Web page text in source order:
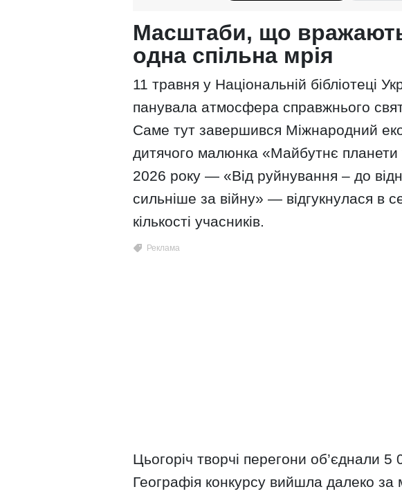
Масштаби, що
одна спільна мрія
11 травня у Національній бібліотеці
панувала атмосфера справжнього
Саме тут завершився Міжнародний
дитячого малюнка «Майбутнє
2026 року — «Від руйнування – до
сильніше за війну» — відгукнулася в
кількості учасників.
Цьогоріч творчі перегони об’єднали 5
Географія конкурсу вийшла далеко за